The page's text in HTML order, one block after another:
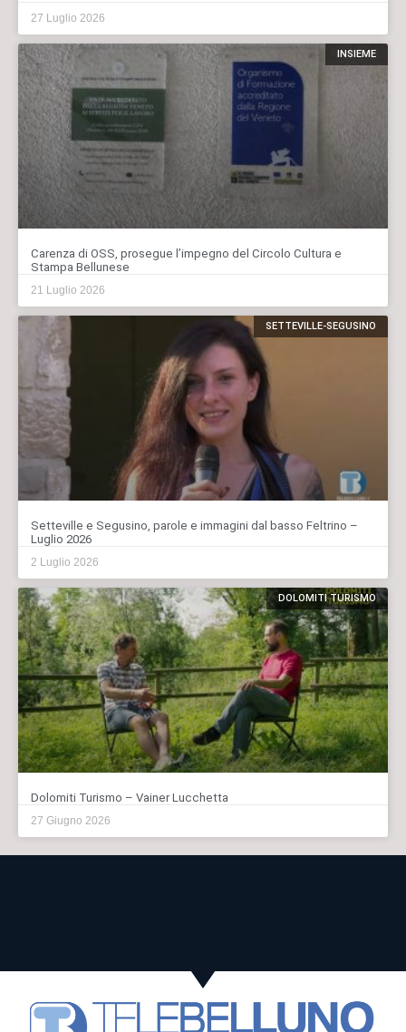
27 Luglio 2026
INSIEME
Carenza di OSS, prosegue l’impegno del Circolo Cultura e
Stampa Bellunese
21 Luglio 2026
SETTEVILLE-SEGUSINO
Setteville e Segusino, parole e immagini dal basso Feltrino –
Luglio 2026
2 Luglio 2026
DOLOMITI TURISMO
Dolomiti Turismo – Vainer Lucchetta
27 Giugno 2026